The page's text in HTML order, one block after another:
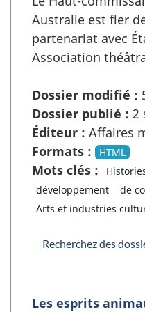
Australie est fier
partenariat avec
Association
Dossier modifié :
Dossier publié : 2
Éditeur : Affaires
Formats :
HTML
Mots clés :
développement
de
Arts et industries
Recherchez des
Les esprits